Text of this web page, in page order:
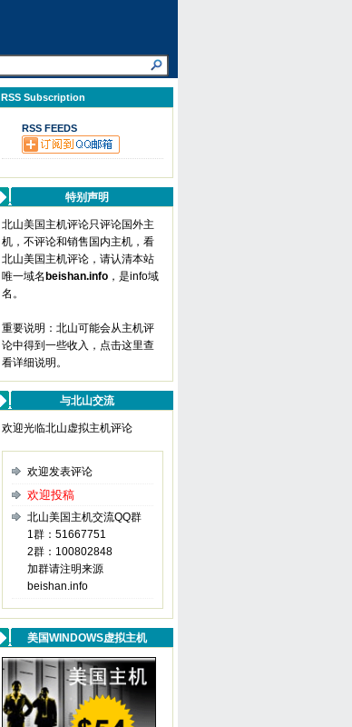
RSS Subscription
RSS FEEDS
特别声明
北山美国主机评论只评论国外主
机，不评论和销售国内主机，看
北山美国主机评论，请认清本站
唯一域名 beishan.info ，是info域
名。
重要说明：北山可能会从主机评
论中得到一些收入， 点击这里查
看详细说明 。
与北山交流
欢迎光临北山虚拟主机评论
欢迎发表评论
欢迎投稿
北山美国主机交流QQ群
1群：51667751
2群：100802848
加群请注明来源
beishan.info
美国WINDOWS虚拟主机